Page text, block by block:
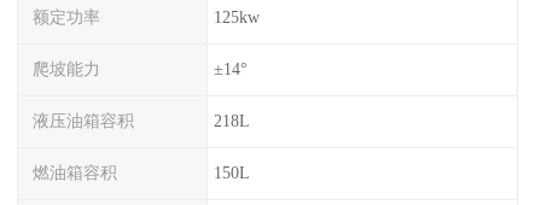
额定功率 125kw
爬坡能力 ±14°
液压油箱容积 218L
燃油箱容积 150L